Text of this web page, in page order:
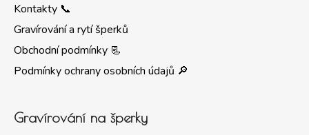
Kontakty 📞
Gravírování a rytí šperků
Obchodní podmínky 📃
Podmínky ochrany osobních údajů 🔎
Gravírování na šperky